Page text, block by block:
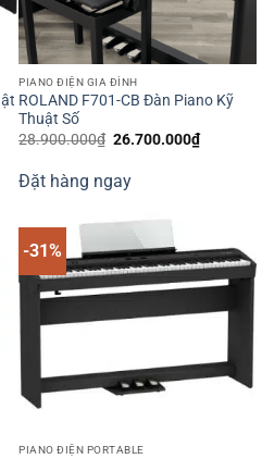
PIANO ĐIỆN GIA ĐÌNH
ROLAND F701-CB Đàn Piano Kỹ
Thuật Số
28.900.000₫ Giá
28.900.000₫.
26.700.000₫Giá
hiện
Đặt hàng ngay
-31%
PIANO ĐIỆN PORTABLE